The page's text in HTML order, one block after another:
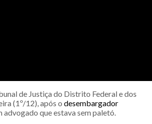
de Justiça do Distrito Federal e dos
(1º/12), após o desembargador
advogado que estava sem paletó.